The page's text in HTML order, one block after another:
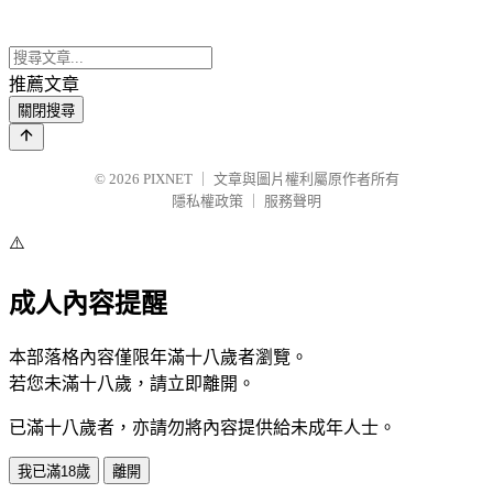
推薦文章
關閉搜尋
© 2026 PIXNET
文章與圖片權利屬原作者所有
隱私權政策
服務聲明
⚠️
成人內容提醒
本部落格內容僅限年滿十八歲者瀏覽。
若您未滿十八歲，請立即離開。
已滿十八歲者，亦請勿將內容提供給未成年人士。
我已滿18歲 離開